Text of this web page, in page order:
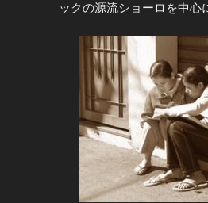
ックの源流ショーロを中心